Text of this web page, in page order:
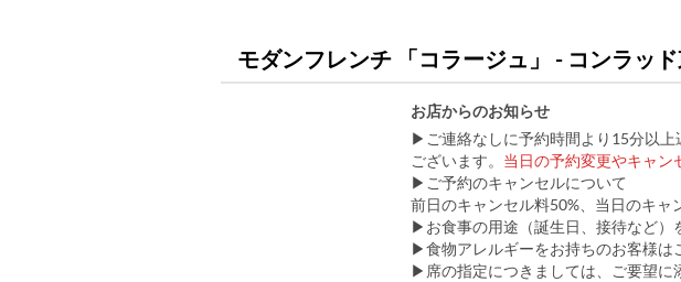
モダンフレンチ 「コラージュ」 - コンラッ
お店からのお知らせ
▶ご連絡なしに予約時間より15分以
ございます。 当日の予約変更やキャン
▶ご予約のキャンセルについて
前日のキャンセル料50%、当日のキャ
▶お食事の用途（誕生日、接待など）
▶食物アレルギーをお持ちのお客様は
▶席の指定につきましては、ご要望に